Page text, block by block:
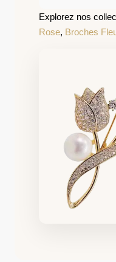
Explorez nos
Rose, Broches